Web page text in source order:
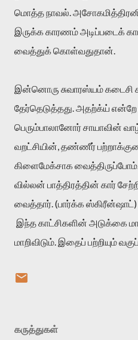
மொத்த நாவல்.
இருக்க காரணம் அடிப்படைக்
வைத்துக் கொள்வதுதான்.
இன்னொரு சுவாரஸ்யம் கடைசி
தேர்தெடுத்தது. அதற்க்ய் என்றே
பெரும்பாலானோர் சாயாவின்
வறட்சியின், தண்ணீர்
கிளைமேக்சாக
வில்லன் பாத்திரத்தின் கார்
வைத்தார். (பார்க்க ஸ்கிரீன்ஷாட்)
மாறிவிடும். இதைப் பற்றியும்
கருத்துகள்